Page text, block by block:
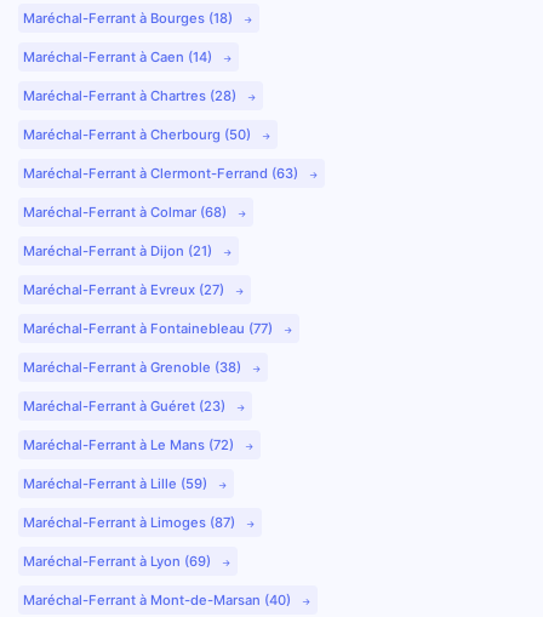
Maréchal-Ferrant à Bourges (18)
Maréchal-Ferrant à Caen (14)
Maréchal-Ferrant à Chartres (28)
Maréchal-Ferrant à Cherbourg (50)
Maréchal-Ferrant à Clermont-Ferrand (63)
Maréchal-Ferrant à Colmar (68)
Maréchal-Ferrant à Dijon (21)
Maréchal-Ferrant à Evreux (27)
Maréchal-Ferrant à Fontainebleau (77)
Maréchal-Ferrant à Grenoble (38)
Maréchal-Ferrant à Guéret (23)
Maréchal-Ferrant à Le Mans (72)
Maréchal-Ferrant à Lille (59)
Maréchal-Ferrant à Limoges (87)
Maréchal-Ferrant à Lyon (69)
Maréchal-Ferrant à Mont-de-Marsan (40)